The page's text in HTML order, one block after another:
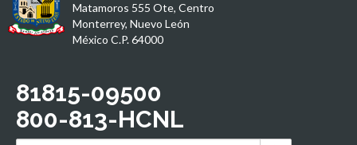
Matamoros 555 Ote, Centro
Monterrey, Nuevo León
México C.P. 64000
81815-09500
800-813-HCNL